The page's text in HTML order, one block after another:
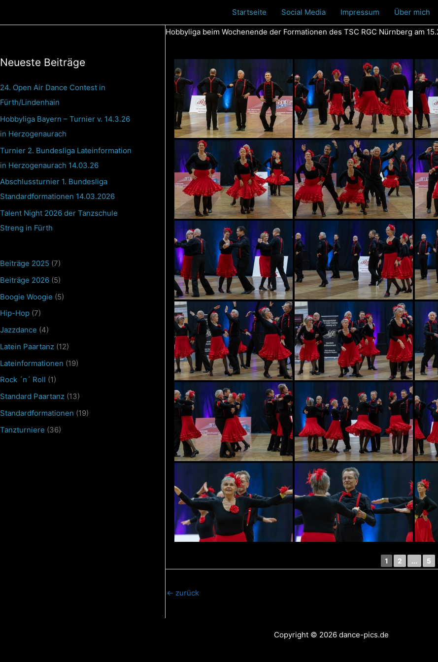
Startseite Social Media Impressum Über mich
Neueste Beiträge
24. Open Air Dance Contest in
Fürth/Lindenhain
Hobbyliga Bayern – Turnier v. 14.3.26
in Herzogenaurach
Turnier 2. Bundesliga Lateinformation
in Herzogenaurach 14.03.26
Abschlussturnier 1. Bundesliga
Standardformationen 14.03.2026
Talent Night 2026 der Tanzschule
Streng in Fürth
Beiträge 2025 (7)
Beiträge 2026 (5)
Boogie Woogie (5)
Hip-Hop (7)
Jazzdance (4)
Latein Paartanz (12)
Lateinformationen (19)
Rock ´n´ Roll (1)
Standard Paartanz (13)
Standardformationen (19)
Tanzturniere (36)
Hobbyliga beim Wochenende der Formationen des TSC RGC Nürnberg am
1 2 ... 5
← zurück
Copyright © 2026 dance-pics.de